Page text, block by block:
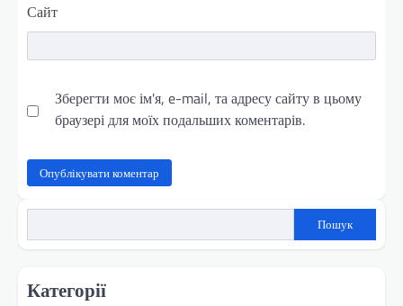
Сайт
Зберегти моє ім'я, e-mail, та адресу сайту в цьому
браузері для моїх подальших коментарів.
Пошук
Категорії